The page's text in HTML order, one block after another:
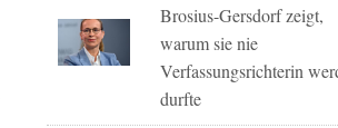
Brosius-Gersdorf zeigt,
warum sie nie
Verfassungsrichterin
durfte